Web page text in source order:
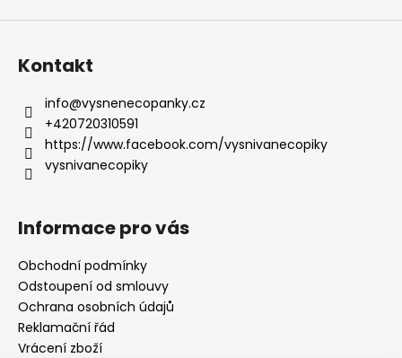
Kontakt
info@vysnenecopanky.cz
+420720310591
https://www.facebook.com/vysnivanecopiky
vysnivanecopiky
Informace pro vás
Obchodní podmínky
Odstoupení od smlouvy
Ochrana osobních údajů
Reklamační řád
Vrácení zboží